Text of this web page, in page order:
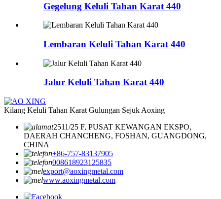
Gegelung Keluli Tahan Karat 440
Lembaran Keluli Tahan Karat 440
Jalur Keluli Tahan Karat 440
Kilang Keluli Tahan Karat Gulungan Sejuk Aoxing
2511/25 F, PUSAT KEWANGAN EKSPO,
DAERAH CHANCHENG, FOSHAN, GUANGDONG,
CHINA
+86-757-83137905
008618923125835
export@aoxingmetal.com
www.aoxingmetal.com